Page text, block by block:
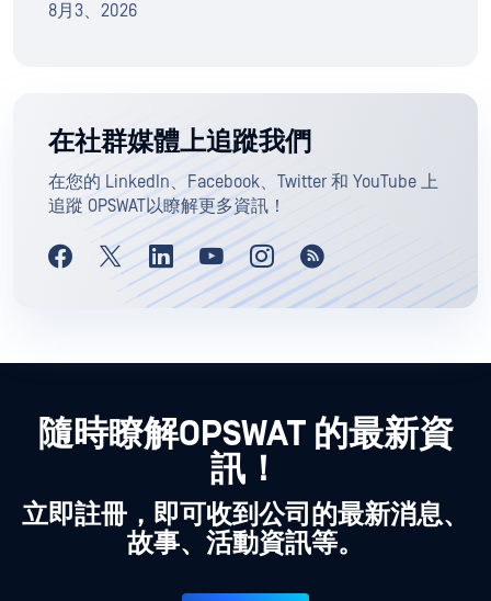
8月3、2026
在社群媒體上追蹤我們
在您的 LinkedIn、Facebook、Twitter 和 YouTube 上
追蹤 OPSWAT以瞭解更多資訊！
隨時瞭解OPSWAT 的最新資
訊！
立即註冊，即可收到公司的最新消息、
故事、活動資訊等。